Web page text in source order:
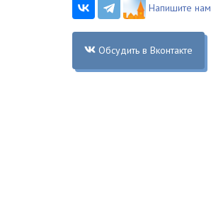
Напишите нам
Обсудить в Вконтакте